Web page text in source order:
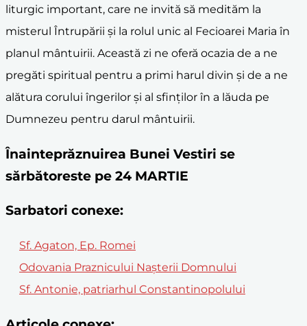
liturgic important, care ne invită să medităm la
misterul Întrupării și la rolul unic al Fecioarei Maria în
planul mântuirii. Această zi ne oferă ocazia de a ne
pregăti spiritual pentru a primi harul divin și de a ne
alătura corului îngerilor și al sfinților în a lăuda pe
Dumnezeu pentru darul mântuirii.
Înainteprăznuirea Bunei Vestiri se
sărbătoreste pe 24 MARTIE
Sarbatori conexe:
Sf. Agaton, Ep. Romei
Odovania Praznicului Nașterii Domnului
Sf. Antonie, patriarhul Constantinopolului